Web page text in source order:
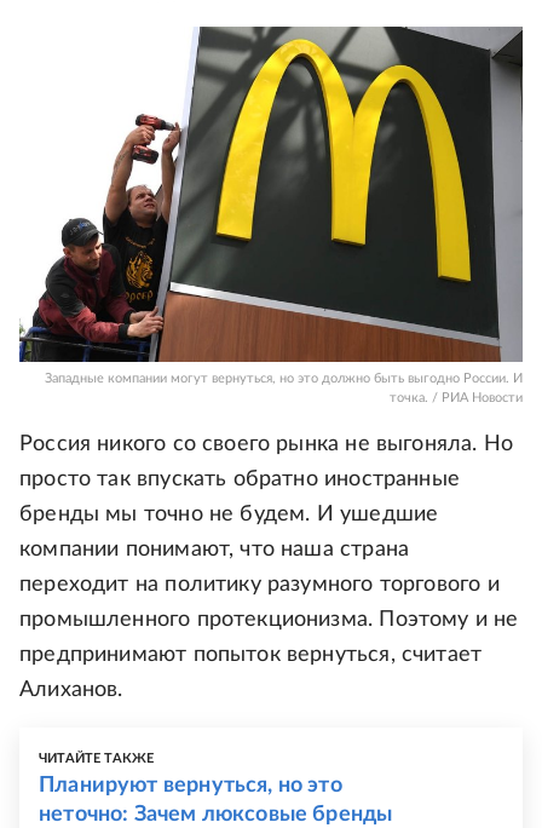
Западные компании могут вернуться, но это должно быть выгодно России. И
точка. / РИА Новости
Россия никого со своего рынка не выгоняла. Но
просто так впускать обратно иностранные
бренды мы точно не будем. И ушедшие
компании понимают, что наша страна
переходит на политику разумного торгового и
промышленного протекционизма. Поэтому и не
предпринимают попыток вернуться, считает
Алиханов.
ЧИТАЙТЕ ТАКЖЕ
Планируют вернуться, но это
неточно: Зачем люксовые бренды